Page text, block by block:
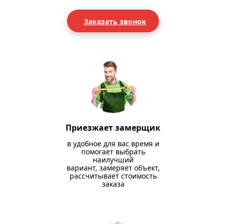
Заказать звонок
Приезжает замерщик
в удобное для вас время и
помогает выбрать
наилучший
вариант, замеряет объект,
рассчитывает стоимость
заказа